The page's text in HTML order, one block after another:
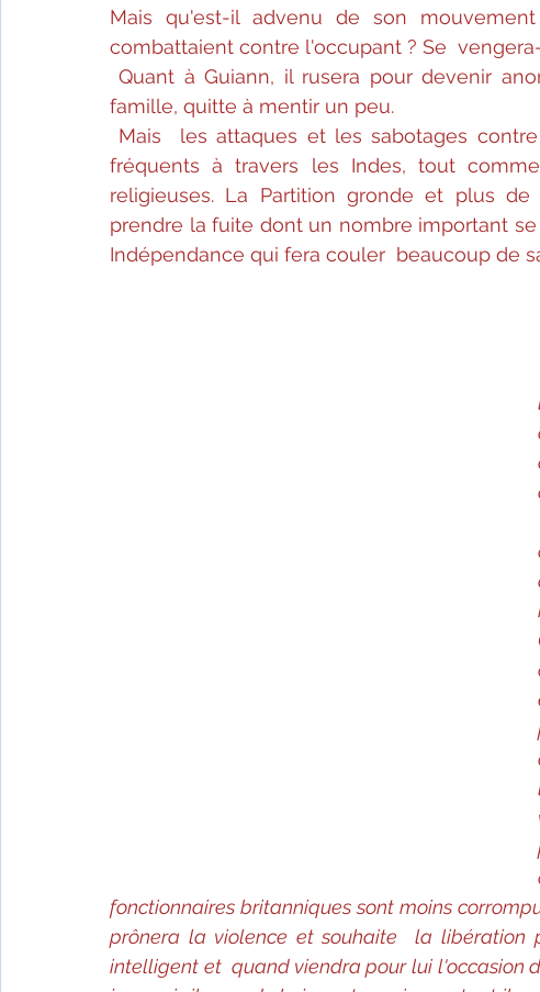
Mais qu'est-il advenu de son
combattaient contre l'occupant ? Se
Quant à Guiann, il rusera pour devenir
famille, quitte à mentir un peu.
Mais  les attaques et les sabotages
fréquents à travers les Indes, tout
religieuses. La Partition gronde et plus
prendre la fuite dont un nombre important
Indépendance qui fera couler  beaucoup de
fonctionnaires britanniques sont moins
prônera la violence et souhaite  la
intelligent et  quand viendra pour lui l'occasion